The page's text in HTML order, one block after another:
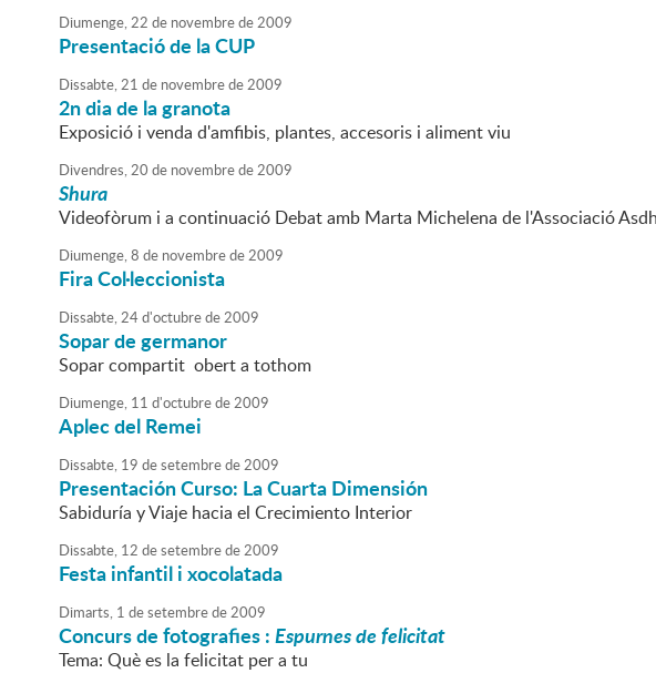
Diumenge,22 de novembrede2009
Presentació de la CUP
Dissabte,21 de novembrede2009
2n dia de la granota
Exposició i venda d'amfibis, plantes, accesoris i aliment viu
Divendres,20 de novembrede2009
Shura
Videofòrum i a continuació Debat amb Marta Michelena de l'Associació
Diumenge,8 de novembrede2009
Fira Col·leccionista
Dissabte,24d'octubrede2009
Sopar de germanor
Sopar compartit obert a tothom
Diumenge, 11 d'octubrede2009
Aplec del Remei
Dissabte, 19 desetembrede2009
Presentación Curso: La Cuarta Dimensión
Sabiduría y Viaje hacia el Crecimiento Interior
Dissabte, 12 desetembrede2009
Festa infantil i xocolatada
Dimarts, 1 desetembrede2009
Concurs de fotografies :Espurnes de felicitat
Tema: Què es la felicitat per a tu